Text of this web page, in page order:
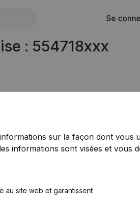
Se
: 554718xxx
sur la façon dont vous
informations sont visées et vous
au site web et garantissent